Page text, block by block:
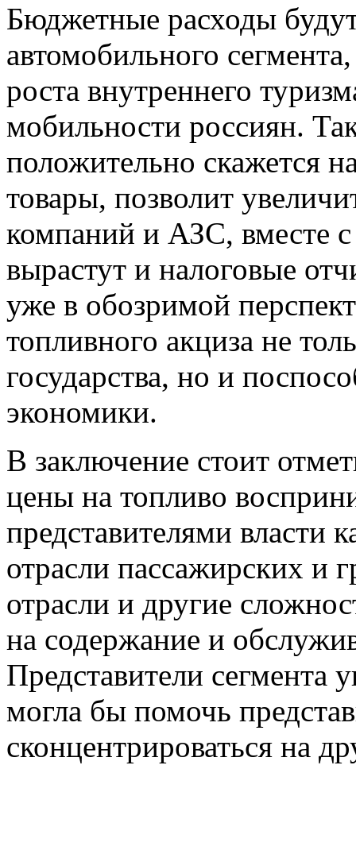
Бюджетные расходы
автомобильного
роста внутреннего
мобильности россиян.
положительно скажется
товары, позволит
компаний и АЗС, вместе
вырастут и налоговые
уже в обозримой
топливного акциза не
государства, но и
экономики.
В заключение стоит
цены на топливо
представителями власти
отрасли пассажирских и
отрасли и другие
на содержание и
Представители сегмента
могла бы помочь
сконцентрироваться на